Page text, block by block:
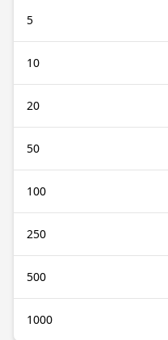
5
10
20
50
100
250
500
1000